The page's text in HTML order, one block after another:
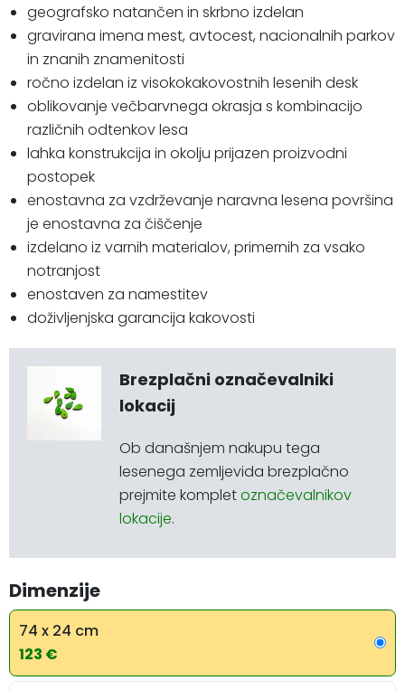
geografsko natančen in skrbno izdelan
gravirana imena mest, avtocest, nacionalnih parkov
in znanih znamenitosti
ročno izdelan iz visokokakovostnih lesenih desk
oblikovanje večbarvnega okrasja s kombinacijo
različnih odtenkov lesa
lahka konstrukcija in okolju prijazen proizvodni
postopek
enostavna za vzdrževanje naravna lesena površina
je enostavna za čiščenje
izdelano iz varnih materialov, primernih za vsako
notranjost
enostaven za namestitev
doživljenjska garancija kakovosti
Brezplačni označevalniki
lokacij
Ob današnjem nakupu tega
lesenega zemljevida brezplačno
prejmite kompletoznačevalnikov
lokacije.
Dimenzije
74 x 24 cm
123 €